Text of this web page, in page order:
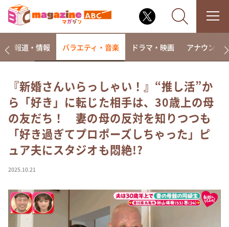
なるみ・岡村の過ぎるTV
相席食堂
これ余談なんですけど・・・
～人生密着トークバラエティ！～ やすとものいたっ
て真剣です
news おかえり
河合＆A.B.C-Z塚田×福井アナ「なんでやねん！？」
（news おかえり）
報道・情報 バラエティ・音楽 ドラマ・映画 アナウンサー
『新婚さんいらっしゃい！』“推し活”か
ら「好き」に転じた相手は、30歳上の母
の友だち！ 妻の母の反対を知りつつも
「好き過ぎてプロポーズしちゃった」ピ
ュア夫にスタジオも悶絶!?
2025.10.21